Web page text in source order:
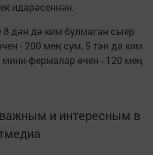
идарәсеннән.
8 дән дә ким булмаган сыер
- 200 мең сум, 5 тән дә ким
фермалар өчен - 120 мең
и интересным в